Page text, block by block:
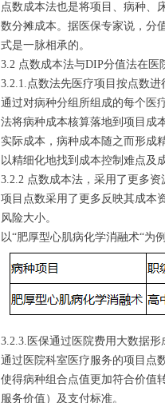
点数成本法也是将项目、病种、
数分摊成本。据医保专家说，分
式是一脉相承的。
3.2 点数成本法与DIP分值法在
3.2.1.点数法先医疗项目按点数
通过对病种分组所组成的每个医
法将病种成本核算落地到项目成
实际成本，病种成本随之而形成
以精细化地找到成本控制难点及
3.2.2 点数成本法，采用了更多
项目点数采用了更多反映其成本
风险大小。
以“肥厚型心肌病化学消融术“为例
3.2.3.医保通过医院费用大数据
通过医院科室医疗服务的项目点
使得病种组合点值更加符合价值
服务价值）及支付标准。